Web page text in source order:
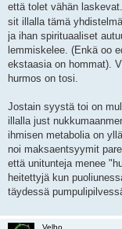
että tolet vähän
sit illalla tämä
ja ihan spirituaaliset
lemmiskelee. (Enkä oo
ekstaasia on hommat).
hurmos on tosi.
Jostain syystä toi on
illalla just
ihmisen metabolia on
noi maksaentsyymit
että unitunteja menee
heitettyjä kun
täydessä
Velho